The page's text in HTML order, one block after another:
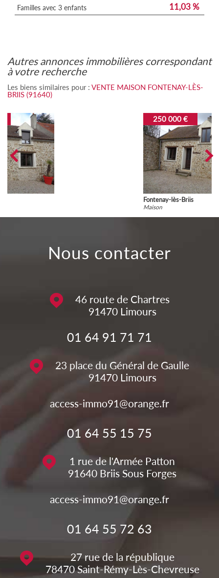
Familles avec 3 enfants 11,03 %
autres annonces immobilières correspondant
à votre recherche
Les biens similaires pour : VENTE MAISON FONTENAY-LÈS-
BRIIS (91640)
nous contacter
46 route de Chartres
91470 Limours
01 64 91 71 71
23 place du Général de Gaulle
91470 Limours
access-immo91@orange.fr
01 64 55 15 75
1 rue de l'Armée Patton
91640 Briis Sous Forges
access-immo91@orange.fr
01 64 55 72 63
27 rue de la république
78470 Saint-Rémy-Lès-Chevreuse